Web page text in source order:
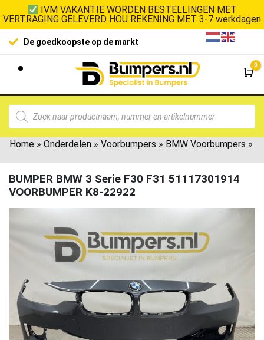
IVM VAKANTIE WORDEN BESTELLINGEN MET
VERTRAGING GELEVERD HOU REKENING MET 3-7 werkdagen
De goedkoopste op de markt
0
Home » Onderdelen » Voorbumpers » BMW Voorbumpers »
BUMPER BMW 3 Serie F30 F31 51117301914
VOORBUMPER K8-22922